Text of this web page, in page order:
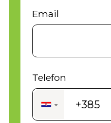
Email
Telefon
▼ +385